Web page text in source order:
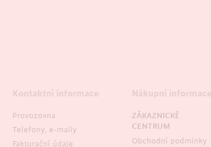
Provozovna
Telefony, e-maily
Fakturační údaje
ZÁKAZNICKÉ
CENTRUM
Obchodní podmínky